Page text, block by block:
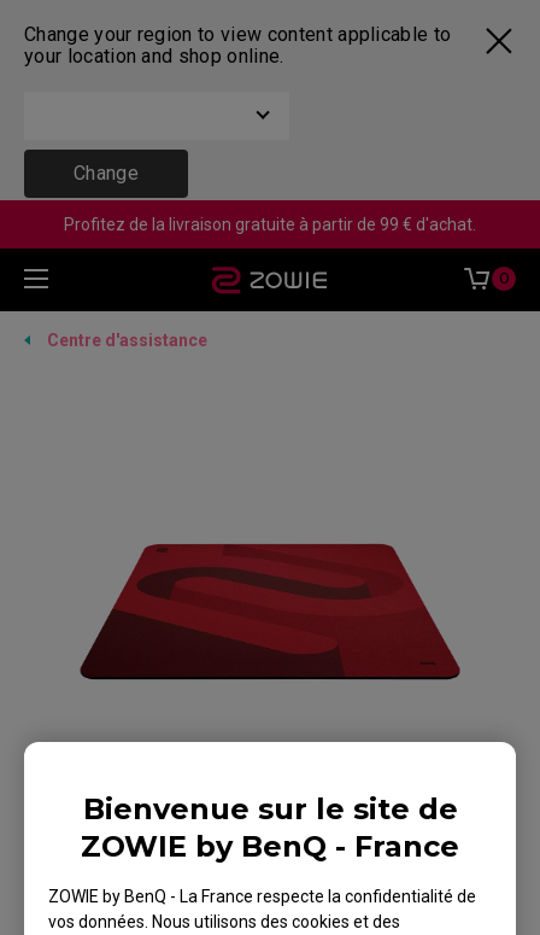
Change your region to view content applicable to
your location and shop online.
Change
Bienvenue sur le site de
ZOWIE by BenQ - France
ZOWIE by BenQ - La France respecte la confidentialité de
vos données. Nous utilisons des cookies et des
Profitez de la livraison gratuite à partir de 99 € d'achat.
0
Centre d'assistance